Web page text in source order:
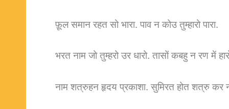
फ़ूल समान रहत सो भारा. पाव न कोउ तुम्हारो पारा.
भरत नाम जो तुम्हरो उर धारो. तासों कबहु न रण में
नाम शत्रुहन हृदय प्रकाशा. सुमिरत होत शत्रु कर